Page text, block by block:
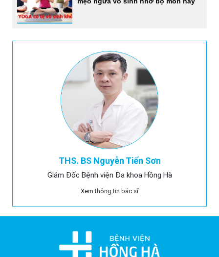
THS. BS Nguyễn Tiến Sơn
Giám Đốc Bệnh viện Đa khoa Hồng Hà
Xem thông tin bác sĩ